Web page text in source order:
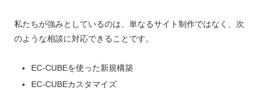
私たちが強みとしているのは、単なるサイト制作ではなく、次
のような相談に対応できることです。
EC-CUBEを使った新規構築
EC-CUBEカスタマイズ